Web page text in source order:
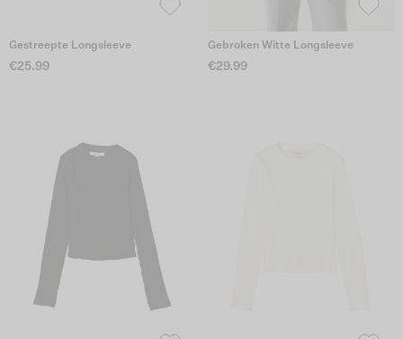
Gestreepte Longsleeve
€25.99
Gebroken Witte Longsleeve
€29.99